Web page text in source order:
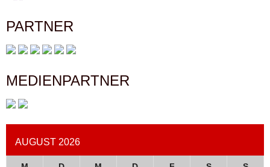
PARTNER
MEDIENPARTNER
AUGUST 2026